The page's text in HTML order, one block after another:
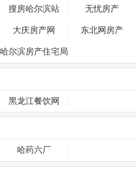
搜房哈尔滨站 无忧房产
大庆房产网 东北网房产
哈尔滨房产住宅局
黑龙江餐饮网
哈药六厂